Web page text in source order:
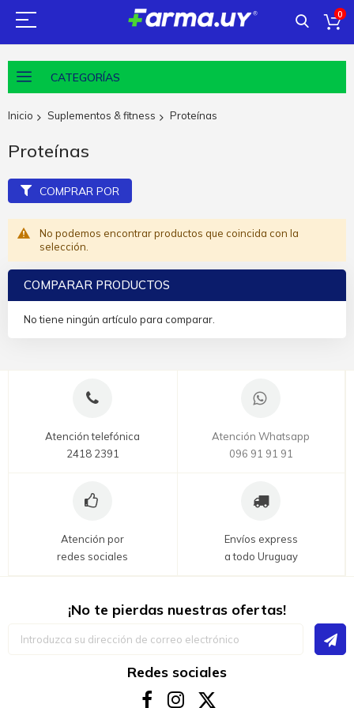
0
CATEGORÍAS
Inicio Suplementos & fitness Proteínas
Proteínas
No podemos encontrar productos que coincida con la
selección.
COMPRAR POR
COMPARAR PRODUCTOS
No tiene ningún artículo para comparar.
Atención telefónica
2418 2391
Atención Whatsapp
096 91 91 91
Atención por
redes sociales
Envíos express
a todo Uruguay
¡No te pierdas nuestras ofertas!
Redes sociales